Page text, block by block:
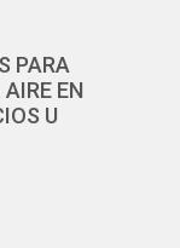
PARA
EN
U